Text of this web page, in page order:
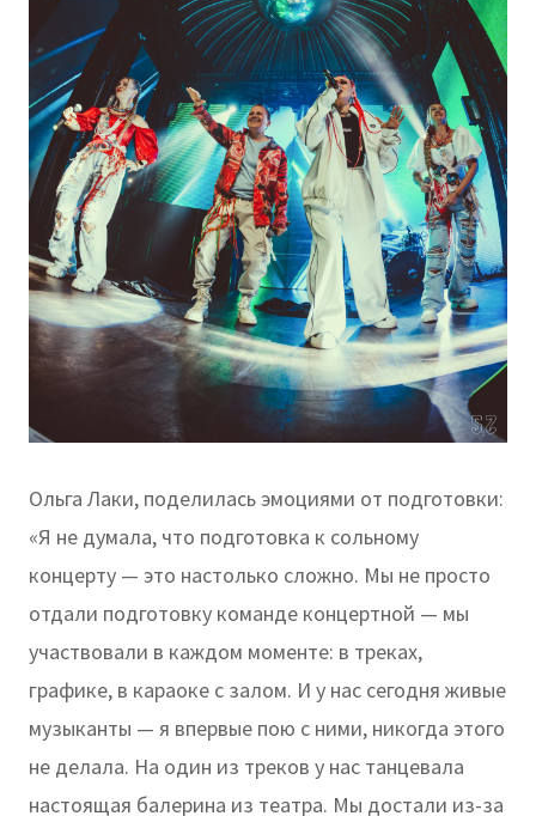
Ольга Лаки, поделилась эмоциями от подготовки:
«Я не думала, что подготовка к сольному
концерту — это настолько сложно. Мы не просто
отдали подготовку команде концертной — мы
участвовали в каждом моменте: в треках,
графике, в караоке с залом. И у нас сегодня живые
музыканты — я впервые пою с ними, никогда этого
не делала. На один из треков у нас танцевала
настоящая балерина из театра. Мы достали из-за